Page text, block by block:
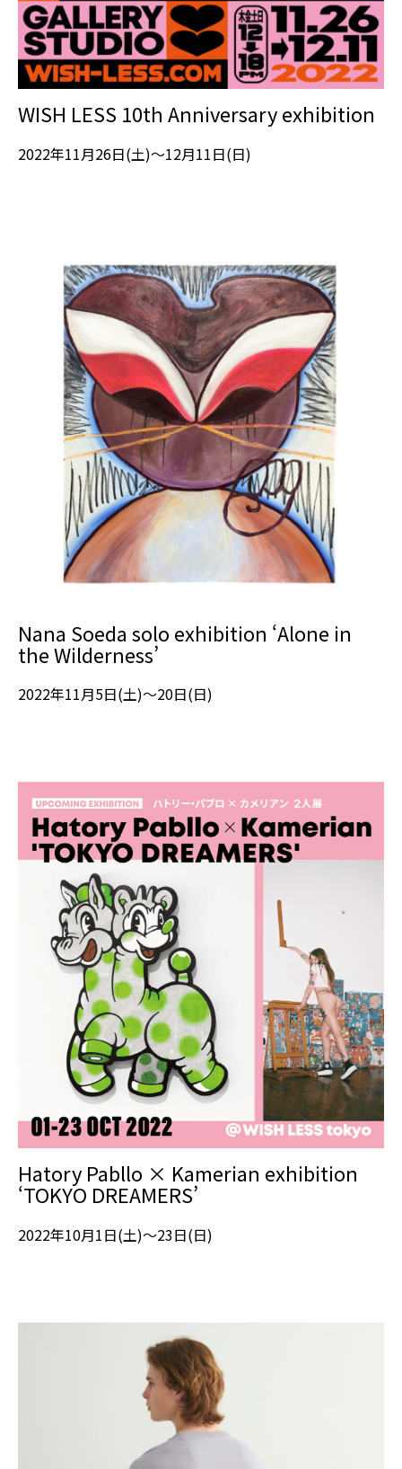
WISH LESS 10th Anniversary exhibition
2022年11月26日(土)〜12月11日(日)
Nana Soeda solo exhibition ‘Alone in
the Wilderness’
2022年11月5日(土)～20日(日)
Hatory Pabllo × Kamerian exhibition
‘TOKYO DREAMERS’
2022年10月1日(土)～23日(日)